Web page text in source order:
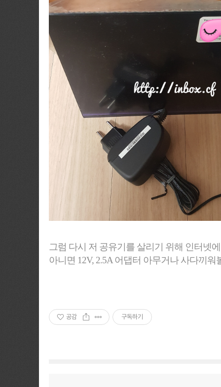
그럼 다시 저 공유기를 살리기 위해 인터넷
아니면 12V, 2.5A 어댑터 아무거나 사다끼워
공감 구독하기